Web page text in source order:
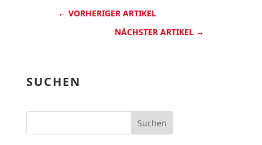
← VORHERIGER ARTIKEL
NÄCHSTER ARTIKEL →
SUCHEN